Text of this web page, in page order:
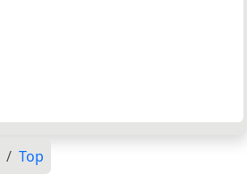
Top